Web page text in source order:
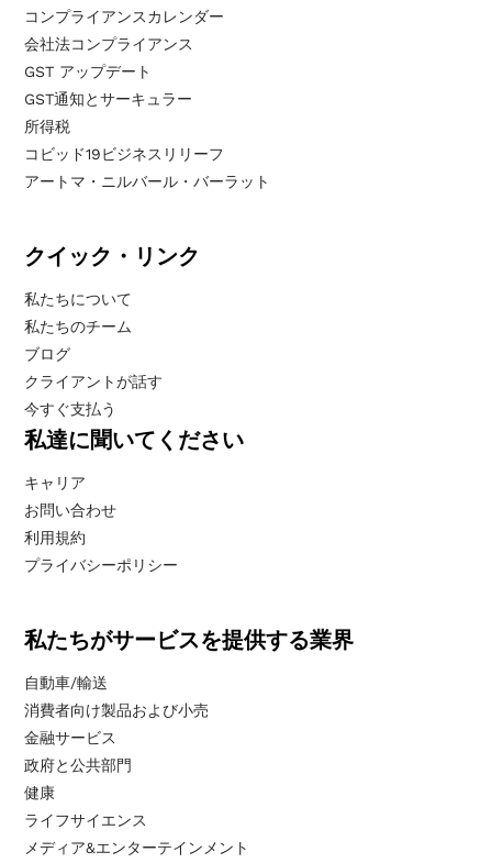
コンプライアンスカレンダー
会社法コンプライアンス
GST アップデート
GST通知とサーキュラー
所得税
コビッド19ビジネスリリーフ
アートマ・ニルバール・バーラット
クイック・リンク
私たちについて
私たちのチーム
ブログ
クライアントが話す
今すぐ支払う
私達に聞いてください
キャリア
お問い合わせ
利用規約
プライバシーポリシー
私たちがサービスを提供する業界
自動車/輸送
消費者向け製品および小売
金融サービス
政府と公共部門
健康
ライフサイエンス
メディア&エンターテインメント